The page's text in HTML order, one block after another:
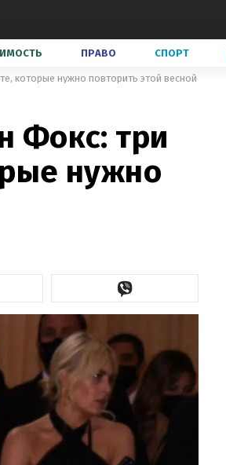
ПРАВО СПОРТ
которые нужно повторить этой весной
Фокс: три
нужно